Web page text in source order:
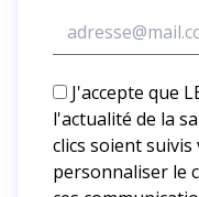
J'accepte que
l'actualité de la
clics soient suivis
personnaliser le